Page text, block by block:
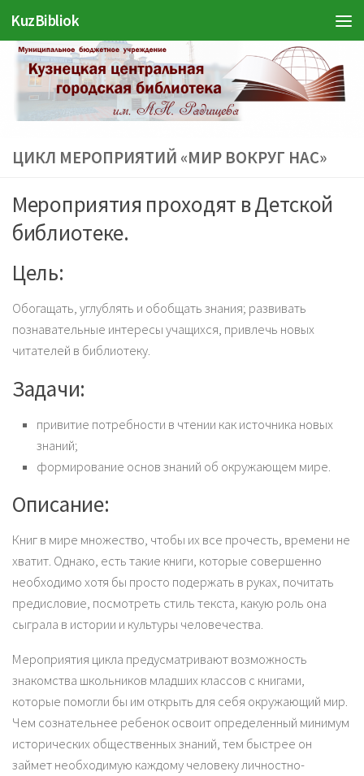
Перейти к содержимому
KuzBibliok
ЦИКЛ МЕРОПРИЯТИЙ «МИР ВОКРУГ НАС»
Мероприятия проходят в Детской
библиотеке.
Цель:
Обогащать, углублять и обобщать знания; развивать
познавательные интересы учащихся, привлечь новых
читателей в библиотеку.
Задачи:
привитие потребности в чтении как источника новых
знаний;
формирование основ знаний об окружающем мире.
Описание:
Книг в мире множество, чтобы их все прочесть, времени не
хватит. Однако, есть такие книги, которые совершенно
необходимо хотя бы просто подержать в руках, почитать
предисловие, посмотреть стиль текста, какую роль она
сыграла в истории и культуры человечества.
Мероприятия цикла предусматривают возможность
знакомства школьников младших классов с книгами,
которые помогли бы им открыть для себя окружающий мир.
Чем сознательнее ребенок освоит определенный минимум
исторических общественных знаний, тем быстрее он
займет необходимую каждому человеку личностно-